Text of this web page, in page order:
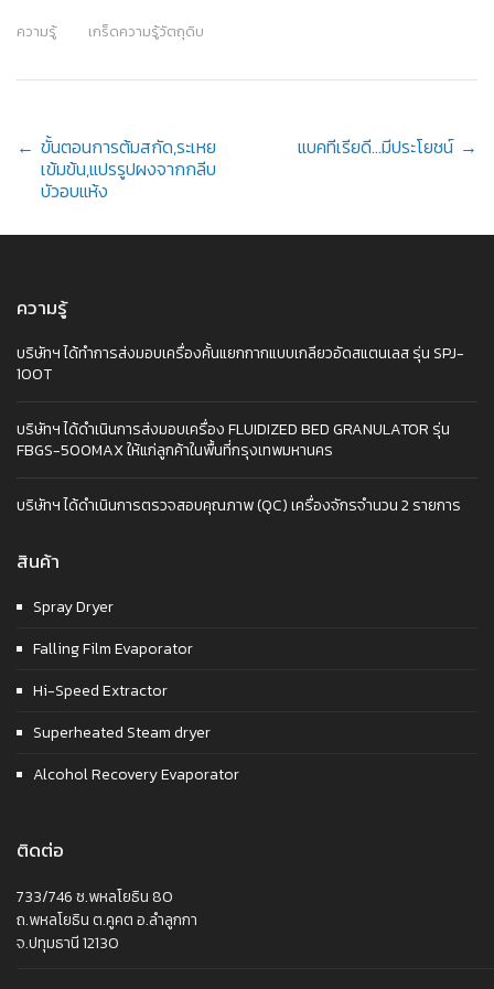
ความรู้ เกร็ดความรู้วัตถุดิบ
Post
navigation
← ขั้นตอนการต้มสกัด,ระเหย
เข้มข้น,แปรรูปผงจากกลีบ
บัวอบแห้ง
แบคทีเรียดี…มีประโยชน์ →
ความรู้
บริษัทฯ ได้ทำการส่งมอบเครื่องคั้นแยกกากแบบเกลียวอัดสแตนเลส รุ่น SPJ-
100T
บริษัทฯ ได้ดำเนินการส่งมอบเครื่อง FLUIDIZED BED GRANULATOR รุ่น
FBGS-500MAX ให้แก่ลูกค้าในพื้นที่กรุงเทพมหานคร
บริษัทฯ ได้ดำเนินการตรวจสอบคุณภาพ (QC) เครื่องจักรจำนวน 2 รายการ
สินค้า
Spray Dryer
Falling Film Evaporator
Hi-Speed Extractor
Superheated Steam dryer
Alcohol Recovery Evaporator
ติดต่อ
733/746 ซ.พหลโยธิน 80
ถ.พหลโยธิน ต.คูคต อ.ลำลูกกา
จ.ปทุมธานี 12130